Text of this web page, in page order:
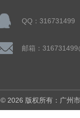
QQ：316731499
邮箱：
© 2026 版权所有：广州